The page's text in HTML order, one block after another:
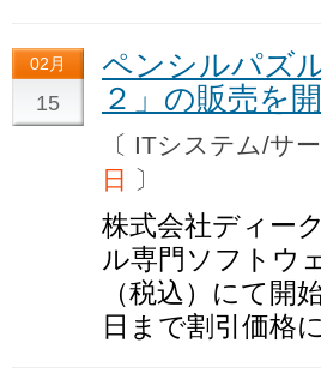
02月
15
ペンシルパズ
２」の販売を
〔 ITシステム/
日
〕
株式会社ディー
ル専門ソフトウ
（税込）にて開
日まで割引価格